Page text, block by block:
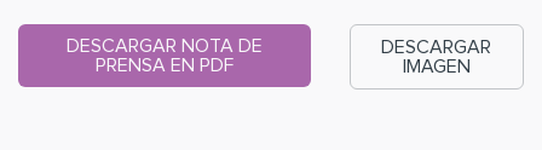
DESCARGAR NOTA DE
PRENSA EN PDF
DESCARGAR
IMAGEN